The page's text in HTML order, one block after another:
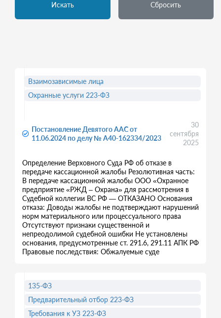
Искать Сбросить
Постановление Девятого ААС от
11.06.2024 по делу № А40-162334/2023
30
сентября
2025
Определение Верховного Суда РФ об отказе в
передаче кассационной жалобы Резолютивная часть:
В передаче кассационной жалобы ООО «Охранное
предприятие «РЖД – Охрана» для рассмотрения в
Судебной коллегии ВС РФ — ОТКАЗАНО Основания
отказа: Доводы жалобы не подтверждают нарушений
норм материального или процессуального права
Отсутствуют признаки существенной и
непреодолимой судебной ошибки Не установлены
основания, предусмотренные ст. 291.6, 291.11 АПК РФ
Правовые последствия: Обжалуемые суде
Взаимозависимые лица
Охранные услуги 223-ФЗ
135-ФЗ
Предварительный отбор 223-ФЗ
Требования к УЗ 223-ФЗ